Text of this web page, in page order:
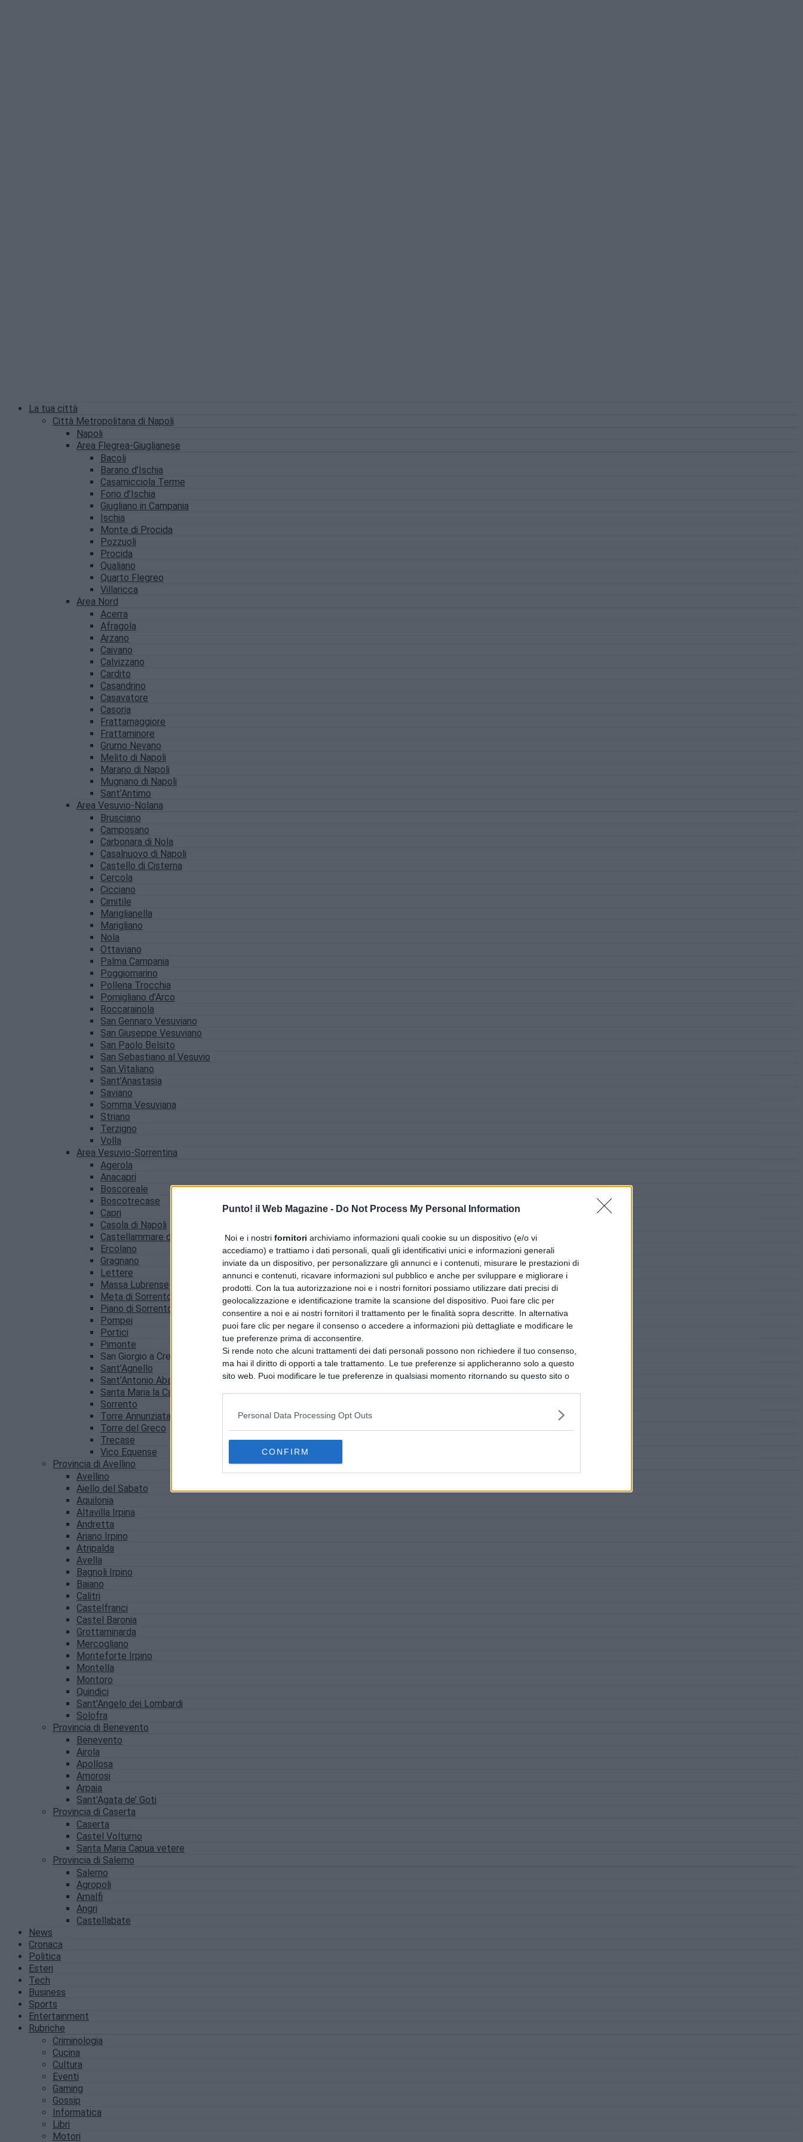
Punto! il Web Magazine - Do Not Process My Personal Information
Noi e i nostri fornitori archiviamo informazioni quali cookie su un dispositivo (e/o vi
accediamo) e trattiamo i dati personali, quali gli identificativi unici e informazioni generali
inviate da un dispositivo, per personalizzare gli annunci e i contenuti, misurare le prestazioni di
annunci e contenuti, ricavare informazioni sul pubblico e anche per sviluppare e migliorare i
prodotti. Con la tua autorizzazione noi e i nostri fornitori possiamo utilizzare dati precisi di
geolocalizzazione e identificazione tramite la scansione del dispositivo. Puoi fare clic per
consentire a noi e ai nostri fornitori il trattamento per le finalità sopra descritte. In alternativa
puoi fare clic per negare il consenso o accedere a informazioni più dettagliate e modificare le
tue preferenze prima di acconsentire.
Si rende noto che alcuni trattamenti dei dati personali possono non richiedere il tuo consenso,
ma hai il diritto di opporti a tale trattamento. Le tue preferenze si applicheranno solo a questo
sito web. Puoi modificare le tue preferenze in qualsiasi momento ritornando su questo sito o
Personal Data Processing Opt Outs
CONFIRM
La tua città
Città Metropolitana di Napoli
Napoli
Area Flegrea-Giuglianese
Bacoli
Barano d’Ischia
Casamicciola Terme
Forio d’Ischia
Giugliano in Campania
Ischia
Monte di Procida
Pozzuoli
Procida
Qualiano
Quarto Flegreo
Villaricca
Area Nord
Acerra
Afragola
Arzano
Caivano
Calvizzano
Cardito
Casandrino
Casavatore
Casoria
Frattamaggiore
Frattaminore
Grumo Nevano
Melito di Napoli
Marano di Napoli
Mugnano di Napoli
Sant’Antimo
Area Vesuvio-Nolana
Brusciano
Camposano
Carbonara di Nola
Casalnuovo di Napoli
Castello di Cisterna
Cercola
Cicciano
Cimitile
Mariglianella
Marigliano
Nola
Ottaviano
Palma Campania
Poggiomarino
Pollena Trocchia
Pomigliano d’Arco
Roccarainola
San Gennaro Vesuviano
San Giuseppe Vesuviano
San Paolo Belsito
San Sebastiano al Vesuvio
San Vitaliano
Sant’Anastasia
Saviano
Somma Vesuviana
Striano
Terzigno
Volla
Area Vesuvio-Sorrentina
Agerola
Anacapri
Boscoreale
Boscotrecase
Capri
Casola di Napoli
Castellammare di Stabia
Ercolano
Gragnano
Lettere
Massa Lubrense
Meta di Sorrento
Piano di Sorrento
Pompei
Portici
Pimonte
San Giorgio a Cremano
Sant’Agnello
Sant’Antonio Abate
Santa Maria la Carità
Sorrento
Torre Annunziata
Torre del Greco
Trecase
Vico Equense
Provincia di Avellino
Avellino
Aiello del Sabato
Aquilonia
Altavilla Irpina
Andretta
Ariano Irpino
Atripalda
Avella
Bagnoli Irpino
Baiano
Calitri
Castelfranci
Castel Baronia
Grottaminarda
Mercogliano
Monteforte Irpino
Montella
Montoro
Quindici
Sant’Angelo dei Lombardi
Solofra
Provincia di Benevento
Benevento
Airola
Apollosa
Amorosi
Arpaia
Sant’Agata de’ Goti
Provincia di Caserta
Caserta
Castel Volturno
Santa Maria Capua vetere
Provincia di Salerno
Salerno
Agropoli
Amalfi
Angri
Castellabate
News
Cronaca
Politica
Esteri
Tech
Business
Sports
Entertainment
Rubriche
Criminologia
Cucina
Cultura
Eventi
Gaming
Gossip
Informatica
Libri
Motori